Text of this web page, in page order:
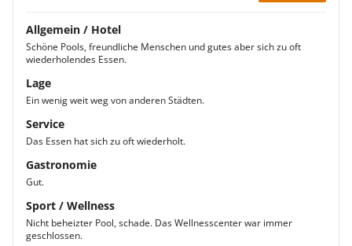
Allgemein / Hotel
Schöne Pools, freundliche Menschen und gutes aber sich zu oft
wiederholendes Essen.
Lage
Ein wenig weit weg von anderen Städten.
Service
Das Essen hat sich zu oft wiederholt.
Gastronomie
Gut.
Sport / Wellness
Nicht beheizter Pool, schade. Das Wellnesscenter war immer
geschlossen.